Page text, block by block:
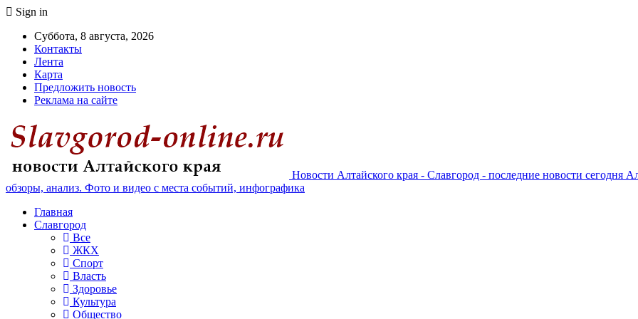
Sign in
Суббота, 8 августа, 2026
Контакты
Лента
Карта
Предложить новость
Реклама на сайте
Новости Алтайского края - Славгород - последние новости сегодня
обзоры, анализ. Фото и видео с места событий, инфографика
Главная
Славгород
Все
ЖКХ
Спорт
Власть
Здоровье
Культура
Общество